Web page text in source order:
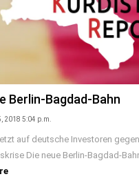
Berlin-Bagdad-Bahn
2018 5:04 p.m.
auf deutsche Investoren
Die neue Berlin-Bagdad-